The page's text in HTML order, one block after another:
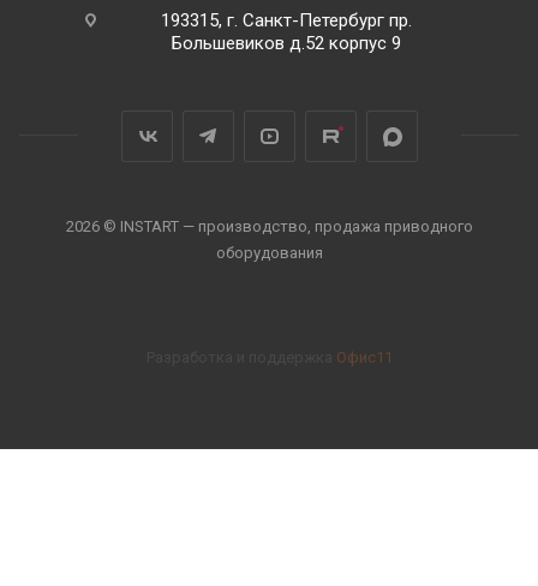
193315, г. Санкт-Петербург пр.
Большевиков д.52 корпус 9
2026 © INSTART — производство, продажа приводного
оборудования
Офис11